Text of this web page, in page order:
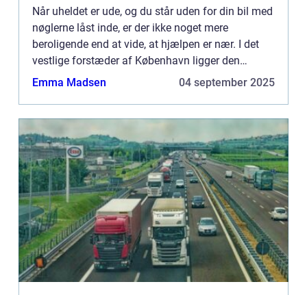
Når uheldet er ude, og du står uden for din bil med
nøglerne låst inde, er der ikke noget mere
beroligende end at vide, at hjælpen er nær. I det
vestlige forstæder af København ligger den
mindre by R&...
Emma Madsen 04 september 2025